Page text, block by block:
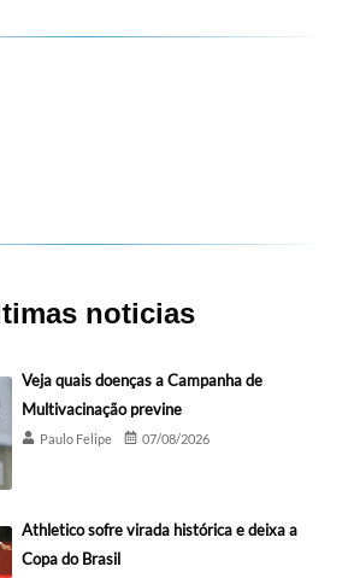
noticias
Veja quais doenças a Campanha de
Multivacinação previne
Paulo Felipe 07/08/2026
Athletico sofre virada histórica e deixa a
Copa do Brasil